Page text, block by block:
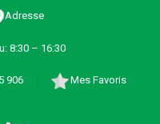
Adresse
8:30 – 16:30
906 Mes Favoris